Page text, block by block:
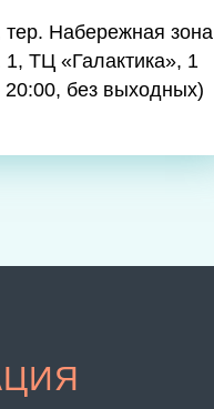
тер. Набережная зона
1, ТЦ «Галактика», 1
20:00, без выходных)